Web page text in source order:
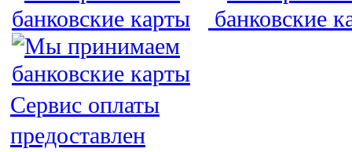
Сервис оплаты
предоставлен